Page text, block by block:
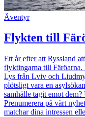
Äventyr
Flykten till
Ett år efter att Ryssland
flyktingarna till
Lys från Lviv och
plötsligt vara en
samhälle tagit emot dem?
Prenumerera på vårt
matchar dina intressen